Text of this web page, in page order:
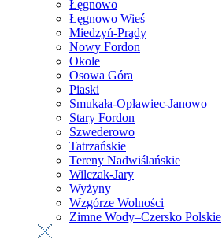
Łęgnowo
Łęgnowo Wieś
Miedzyń-Prądy
Nowy Fordon
Okole
Osowa Góra
Piaski
Smukała-Opławiec-Janowo
Stary Fordon
Szwederowo
Tatrzańskie
Tereny Nadwiślańskie
Wilczak-Jary
Wyżyny
Wzgórze Wolności
Zimne Wody–Czersko Polskie